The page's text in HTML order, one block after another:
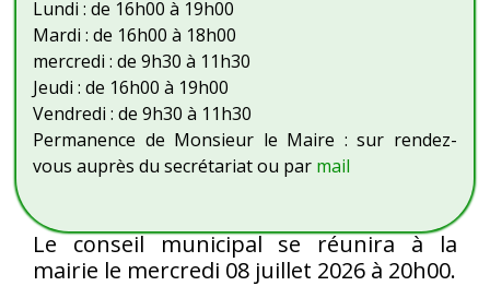
Lundi : de 16h00 à 19h00
Mardi : de 16h00 à 18h00
mercredi : de 9h30 à 11h30
Jeudi : de 16h00 à 19h00
Vendredi : de 9h30 à 11h30
Permanence de Monsieur le Maire : sur rendez-
vous auprès du secrétariat ou par mail
Le conseil municipal se réunira à la
mairie le mercredi 08 juillet 2026 à 20h00.